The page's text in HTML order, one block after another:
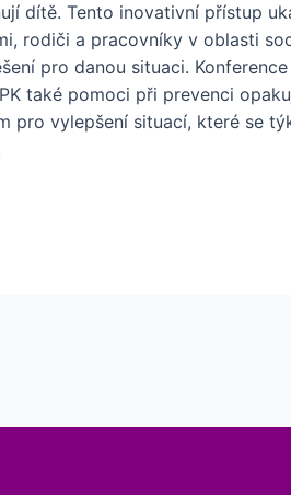
dítě. Tento inovativní přístup
rodiči a pracovníky v oblasti
pro danou situaci.
také pomoci při prevenci
pro vylepšení situací, které se